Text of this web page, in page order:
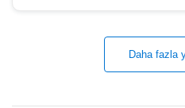
Daha fazla